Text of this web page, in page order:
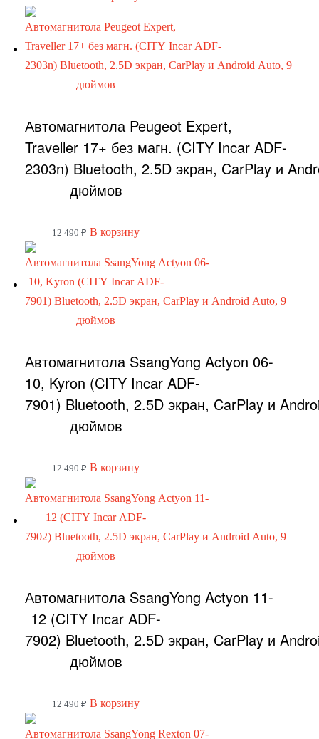
Автомагнитола Peugeot Expert,
Traveller 17+ без магн. (CITY Incar ADF-
2303n) Bluetooth, 2.5D экран, CarPlay и
дюймов
12 490 ₽ В корзину
Автомагнитола SsangYong Actyon 06-
10, Kyron (CITY Incar ADF-
7901) Bluetooth, 2.5D экран, CarPlay и
дюймов
12 490 ₽ В корзину
Автомагнитола SsangYong Actyon 11-
12 (CITY Incar ADF-
7902) Bluetooth, 2.5D экран, CarPlay и
дюймов
12 490 ₽ В корзину